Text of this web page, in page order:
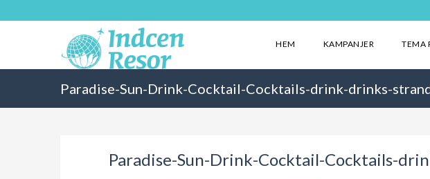
HEM KAMPANJER TEMA
Paradise-Sun-Drink-Cocktail-Cocktails-drink-drinks-
Paradise-Sun-Drink-Cocktail-Cocktails-